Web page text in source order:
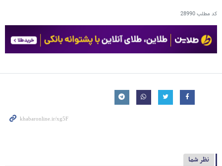
کد مطلب28990
نظر شما